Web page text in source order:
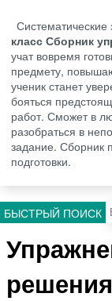
Систематические
класс Сборник
учат вовремя
предмету,
ученик станет
бояться
работ. Сможет в
разобраться в
задание. Сборник
подготовки.
БЫСТРЫЙ ПОИСК
решения